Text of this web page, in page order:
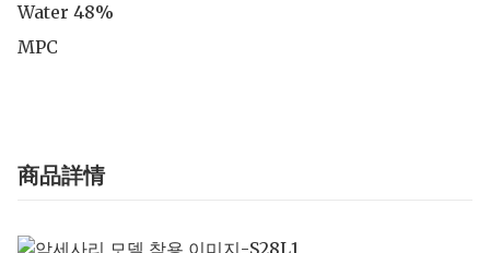
Water 48%
MPC
商品詳情